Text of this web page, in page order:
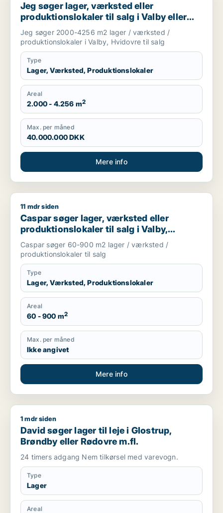
Jeg søger lager, værksted eller
produktionslokaler til salg i Valby eller
Hvidovre
Jeg søger 2000-4256 m2 lager / værksted /
produktionslokaler i Valby, Hvidovre til salg
Type
Lager, Værksted, Produktionslokaler
Areal
2.000 - 4.256 m2
Max. per måned
40.000.000 DKK
Mere info
Caspar søger lager, værksted eller produktionslokaler til
11 mdr siden
Caspar søger lager, værksted eller
produktionslokaler til salg i Valby,
Glostrup eller Brøndby m.fl.
Caspar søger 60-900 m2 lager / værksted /
produktionslokaler til salg
Type
Lager, Værksted, Produktionslokaler
Areal
60 - 900 m2
Max. per måned
Ikke angivet
Mere info
David søger lager til leje i Glostrup, Brøndby eller Rødovre
1 mdr siden
David søger lager til leje i Glostrup,
Brøndby eller Rødovre m.fl.
24 timers adgang Nem tilkørsel med varevogn.
Type
Lager
Areal